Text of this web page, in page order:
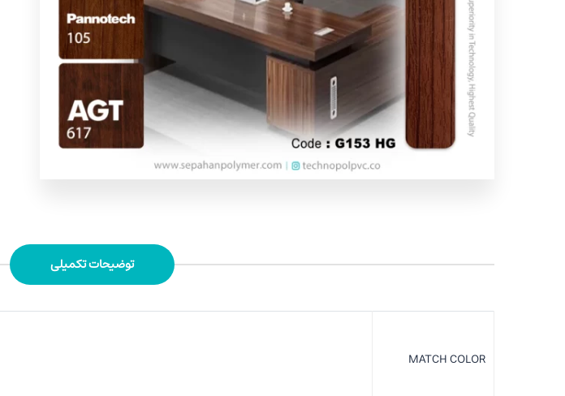
توضیحات تکمیلی
MATCH COLOR